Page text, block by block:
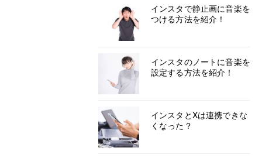
インスタで静止画に音楽を
つける方法を紹介！
インスタのノートに音楽を
設定する方法を紹介！
インスタとXは連携できな
くなった？